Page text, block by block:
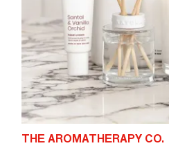
THE AROMATHERAPY CO.